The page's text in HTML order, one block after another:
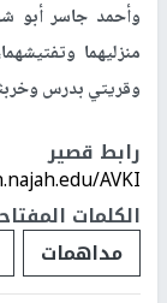
منزليهما
وقريتي بدرس
رابط قصير
AVKI/
الكلمات
مداهمات